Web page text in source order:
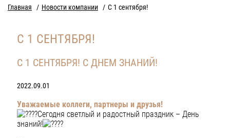
Главная Новости компании С 1 сентября!
С 1 СЕНТЯБРЯ!
С 1 СЕНТЯБРЯ! С ДНЕМ ЗНАНИЙ!
2022.09.01
Уважаемые коллеги, партнеры и друзья!
Сегодня светлый и радостный праздник – День
знаний!